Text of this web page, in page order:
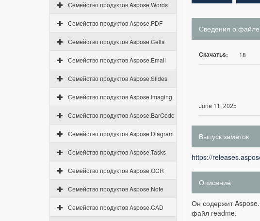
Семейство продуктов Aspose.Words
Семейство продуктов Aspose.PDF
Семейство продуктов Aspose.Cells
Семейство продуктов Aspose.Email
Семейство продуктов Aspose.Slides
Семейство продуктов Aspose.Imaging
Семейство продуктов Aspose.BarCode
Семейство продуктов Aspose.Diagram
Семейство продуктов Aspose.Tasks
Семейство продуктов Aspose.OCR
Семейство продуктов Aspose.Note
Семейство продуктов Aspose.CAD
Сведения о файле
Скачатьs: 18
June 11, 2025
Выпуск заметок
https://
Описание
Он содержит
файл readme.